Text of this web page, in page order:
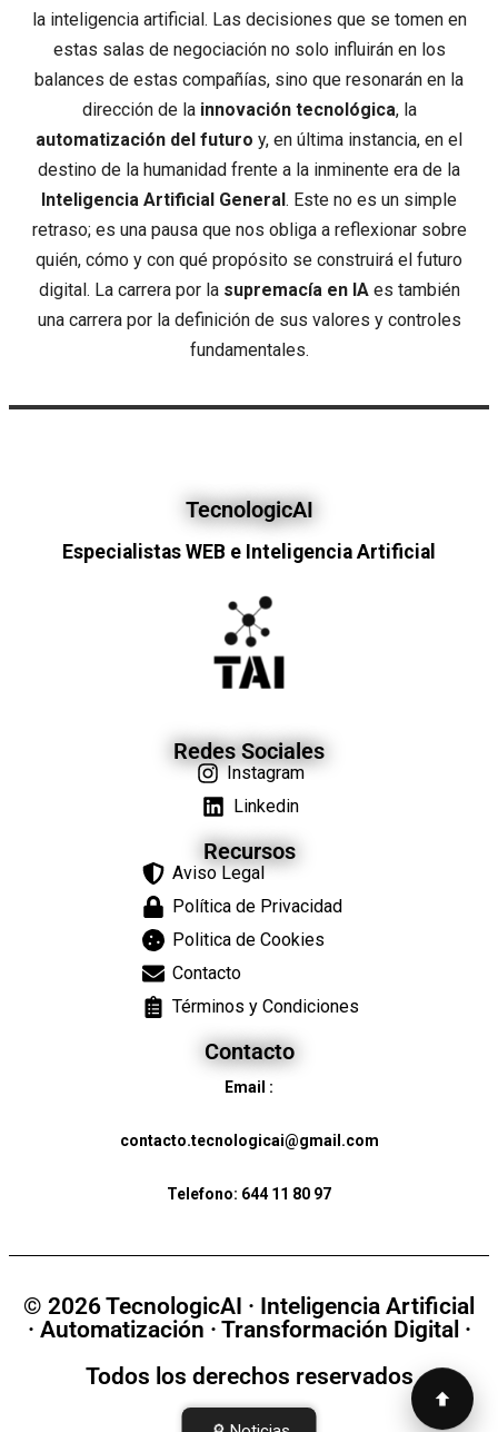
la inteligencia artificial. Las decisiones que se tomen en
estas salas de negociación no solo influirán en los
balances de estas compañías, sino que resonarán en la
dirección de la innovación tecnológica, la
automatización del futuro y, en última instancia, en el
destino de la humanidad frente a la inminente era de la
Inteligencia Artificial General . Este no es un simple
retraso; es una pausa que nos obliga a reflexionar sobre
quién, cómo y con qué propósito se construirá el futuro
digital. La carrera por la supremacía en IAes también
una carrera por la definición de sus valores y controles
fundamentales.
TecnologicAI
Especialistas WEB e Inteligencia Artificial
Redes Sociales
Instagram
Linkedin
Recursos
Aviso Legal
Política de Privacidad
Politica de Cookies
Contacto
Términos y Condiciones
Contacto
Email :
contacto.tecnologicai@gmail.com
Telefono: 644 11 80 97
© 2026 TecnologicAI · Inteligencia Artificial
· Automatización · Transformación Digital ·
Todos los derechos reservados